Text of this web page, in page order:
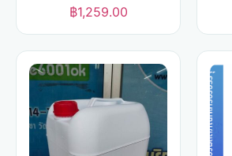
฿1,259.00